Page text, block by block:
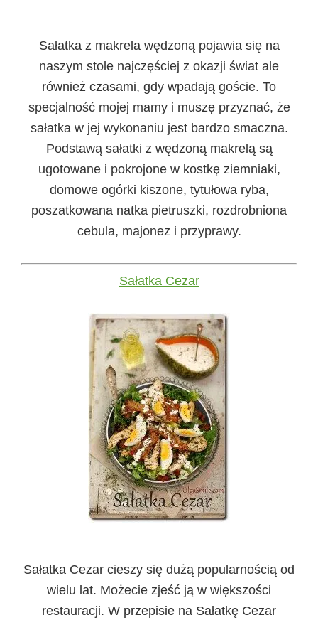
Sałatka z makrela wędzoną pojawia się na
naszym stole najczęściej z okazji świat ale
również czasami, gdy wpadają goście. To
specjalność mojej mamy i muszę przyznać, że
sałatka w jej wykonaniu jest bardzo smaczna.
Podstawą sałatki z wędzoną makrelą są
ugotowane i pokrojone w kostkę ziemniaki,
domowe ogórki kiszone, tytułowa ryba,
poszatkowana natka pietruszki, rozdrobniona
cebula, majonez i przyprawy.
Sałatka Cezar
Sałatka Cezar cieszy się dużą popularnością od
wielu lat. Możecie zjeść ją w większości
restauracji. W przepisie na Sałatkę Cezar